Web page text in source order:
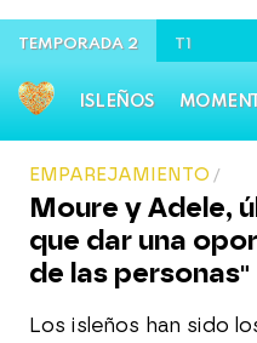
TEMPORADA 2 T1
ISLEÑOS
EMPAREJAMIENTO
Moure y Adele,
que dar una
de las personas"
Los isleños han sido